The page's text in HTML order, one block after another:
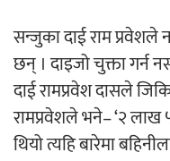
सन्जुका दाई राम प्रवेशले
छन् । दाइजो चुक्ता गर्न
दाई रामप्रवेश दासले
रामप्रवेशले भने– ‘२ लाख
थियो त्यहि बारेमा